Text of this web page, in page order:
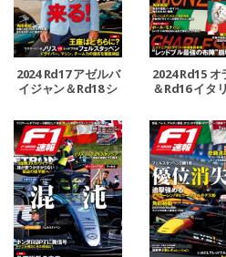
2024 Rd17 アゼルバ
イジャン＆Rd18 シ
2024 Rd15 オ
＆Rd16 イタ